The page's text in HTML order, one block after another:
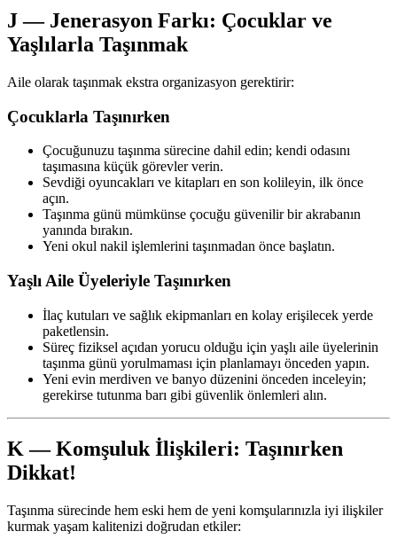
J — Jenerasyon Farkı: Çocuklar ve
Yaşlılarla Taşınmak
Aile olarak taşınmak ekstra organizasyon gerektirir:
Çocuklarla Taşınırken
Çocuğunuzu taşınma sürecine dahil edin; kendi odasını
taşımasına küçük görevler verin.
Sevdiği oyuncakları ve kitapları en son kolileyin, ilk önce
açın.
Taşınma günü mümkünse çocuğu güvenilir bir akrabanın
yanında bırakın.
Yeni okul nakil işlemlerini taşınmadan önce başlatın.
Yaşlı Aile Üyeleriyle Taşınırken
İlaç kutuları ve sağlık ekipmanları en kolay erişilecek yerde
paketlensin.
Süreç fiziksel açıdan yorucu olduğu için yaşlı aile üyelerinin
taşınma günü yorulmaması için planlamayı önceden yapın.
Yeni evin merdiven ve banyo düzenini önceden inceleyin;
gerekirse tutunma barı gibi güvenlik önlemleri alın.
K — Komşuluk İlişkileri: Taşınırken
Dikkat!
Taşınma sürecinde hem eski hem de yeni komşularınızla iyi ilişkiler
kurmak yaşam kalitenizi doğrudan etkiler: